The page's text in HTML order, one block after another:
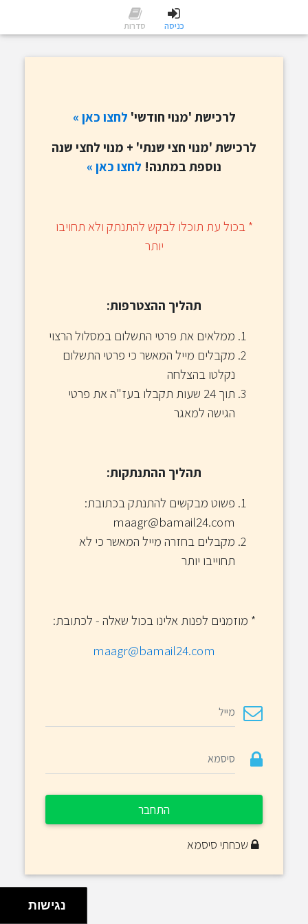
כניסה סדרות
לרכישת 'מנוי חודשי' לחצו כאן »
לרכישת 'מנוי חצי שנתי' + מנוי לחצי שנה
נוספת במתנה! לחצו כאן »
​* בכול עת תוכלו לבקש להתנתק ולא תחויבו
יותר
תהליך ההצטרפות:
ממלאים את פרטי התשלום במסלול הרצוי
מקבלים מייל המאשר כי פרטי התשלום
נקלטו בהצלחה
תוך 24 שעות תקבלו בעז"ה את פרטי
הגישה למאגר
תהליך ההתנתקות:
פשוט מבקשים להתנתק בכתובת:
maagr@bamail24.com
מקבלים בחזרה מייל המאשר כי לא
תחוייבו יותר
* מוזמנים לפנות אלינו בכול שאלה - לכתובת:
maagr@bamail24.com
התחבר
שכחתי סיסמא
נגישות